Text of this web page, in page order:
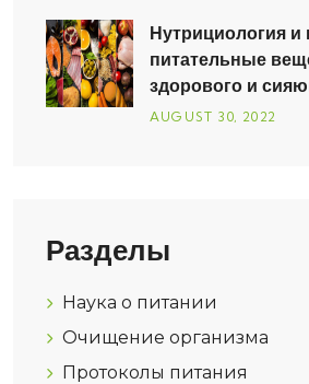
Нутрициология и
питательные
здорового и
AUGUST 30, 2022
Разделы
Наука о питании
Очищение организма
Протоколы питания